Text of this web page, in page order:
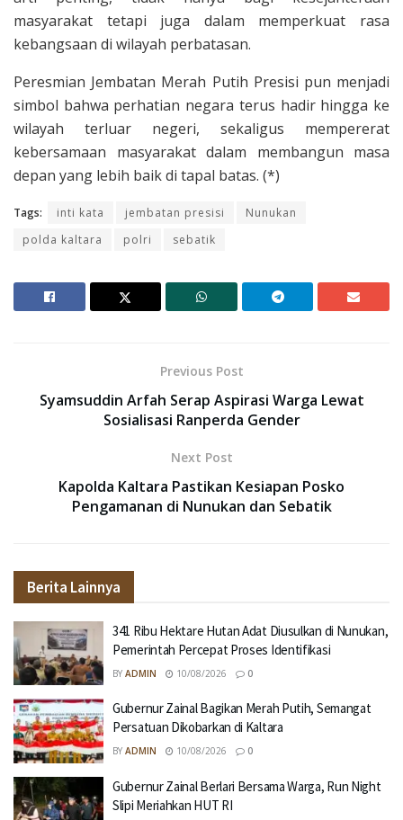
masyarakat tetapi juga dalam memperkuat rasa
kebangsaan di wilayah perbatasan.
Peresmian Jembatan Merah Putih Presisi pun menjadi
simbol bahwa perhatian negara terus hadir hingga ke
wilayah terluar negeri, sekaligus mempererat
kebersamaan masyarakat dalam membangun masa
depan yang lebih baik di tapal batas. (*)
Tags: inti kata jembatan presisi
Nunukan
polda kaltara
polri sebatik
Previous Post
Syamsuddin Arfah Serap Aspirasi Warga Lewat
Sosialisasi Ranperda Gender
Next Post
Kapolda Kaltara Pastikan Kesiapan Posko
Pengamanan di Nunukan dan Sebatik
Berita Lainnya
341 Ribu Hektare Hutan Adat Diusulkan di Nunukan,
Pemerintah Percepat Proses Identifikasi
BY ADMIN 10/08/2026 0
Gubernur Zainal Bagikan Merah Putih, Semangat
Persatuan Dikobarkan di Kaltara
BY ADMIN 10/08/2026 0
Gubernur Zainal Berlari Bersama Warga, Run Night
Slipi Meriahkan HUT RI